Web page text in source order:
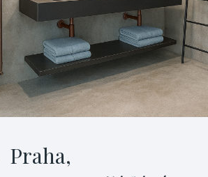
Praha,